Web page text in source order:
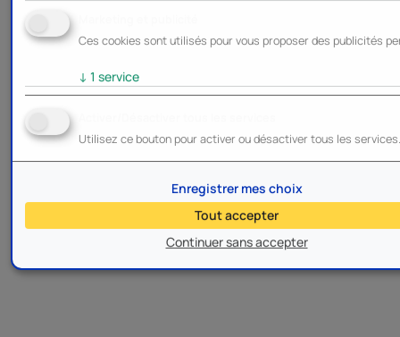
Ces cookies sont utilisés pour vous proposer des publicités
↓ 1 service
Utilisez ce bouton pour activer ou désactiver tous les services.
Continuer sans accepter
Enregistrer mes choix
Tout accepter